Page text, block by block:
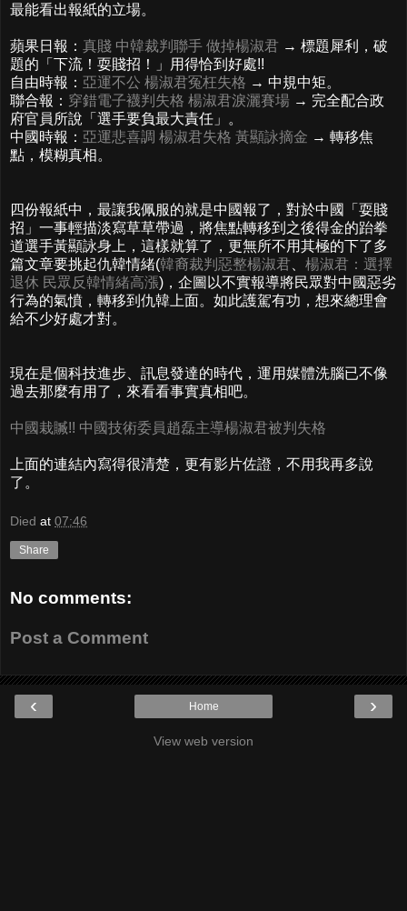
最能看出報紙的立場。
蘋果日報： 真賤 中韓裁判聯手 做掉楊淑君 → 標題犀利，破
題的「下流！耍賤招！」用得恰到好處!!
自由時報： 亞運不公 楊淑君冤枉失格 → 中規中矩。
聯合報： 穿錯電子襪判失格 楊淑君淚灑賽場 → 完全配合政
府官員所說「選手要負最大責任」。
中國時報： 亞運悲喜調 楊淑君失格 黃顯詠摘金 → 轉移焦
點，模糊真相。
四份報紙中，最讓我佩服的就是中國報了，對於中國「耍賤
招」一事輕描淡寫草草帶過，將焦點轉移到之後得金的跆拳
道選手黃顯詠身上，這樣就算了，更無所不用其極的下了多
篇文章要挑起仇韓情緒(韓裔裁判惡整楊淑君
楊淑君：選擇
退休 民眾反韓情緒高漲)，企圖以不實報導將民眾對中國惡劣
行為的氣憤，轉移到仇韓上面。如此護駕有功，想來總理會
給不少好處才對。
現在是個科技進步、訊息發達的時代，運用媒體洗腦已不像
過去那麼有用了，來看看事實真相吧。
中國栽贓!! 中國技術委員趙磊主導楊淑君被判失格
上面的連結內寫得很清楚，更有影片佐證，不用我再多說
了。
Died at 07:46
Share
No comments:
Post a Comment
‹ ›
Home
View web version